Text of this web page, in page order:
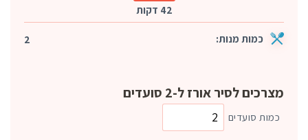
42 דקות
כמות מנות: 2
מצרכים לסיר אורז ל-2 סועדים
כמות סועדים